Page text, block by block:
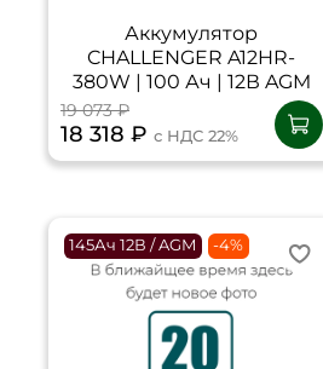
Аккумулятор
CHALLENGER A12HR-
380W | 100 Ач | 12В AGM
19 073 ₽
18 318 ₽ с НДС 22%
145Ач 12В / AGM -4%